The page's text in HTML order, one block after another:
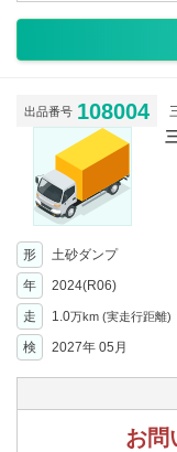
出品番号 108004
形 土砂ダンプ
年
2024(R06)
走 1.0万km (実走行距離)
検
2027年 05月
お問